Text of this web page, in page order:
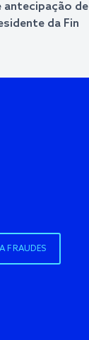
antecipação de
da Fin
FRAUDES